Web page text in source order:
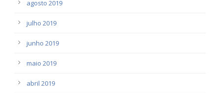
agosto 2019
julho 2019
junho 2019
maio 2019
abril 2019